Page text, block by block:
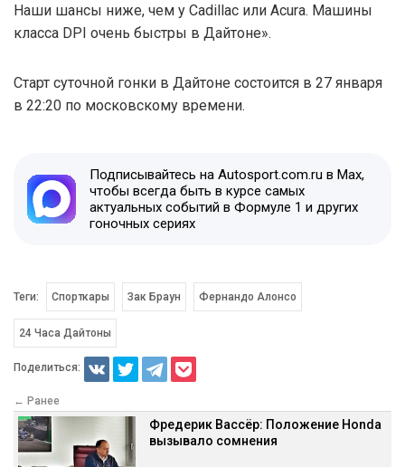
Наши шансы ниже, чем у Cadillac или Acura. Машины
класса DPI очень быстры в Дайтоне».
Старт суточной гонки в Дайтоне состоится в 27 января
в 22:20 по московскому времени.
Подписывайтесь на Autosport.com.ru в Max,
чтобы всегда быть в курсе самых
актуальных событий в Формуле 1 и других
гоночных сериях
Теги: Спорткары Зак Браун Фернандо Алонсо
24 Часа Дайтоны
Поделиться:
← Ранее
Фредерик Вассёр: Положение Honda
вызывало сомнения